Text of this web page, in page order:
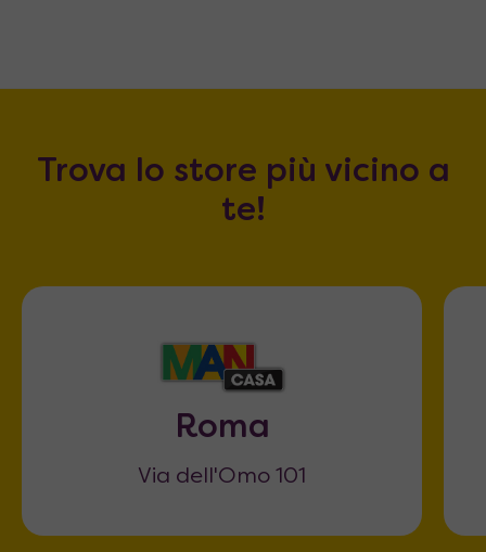
Trova lo store più vicino a
te!
Roma
Via dell'Omo 101